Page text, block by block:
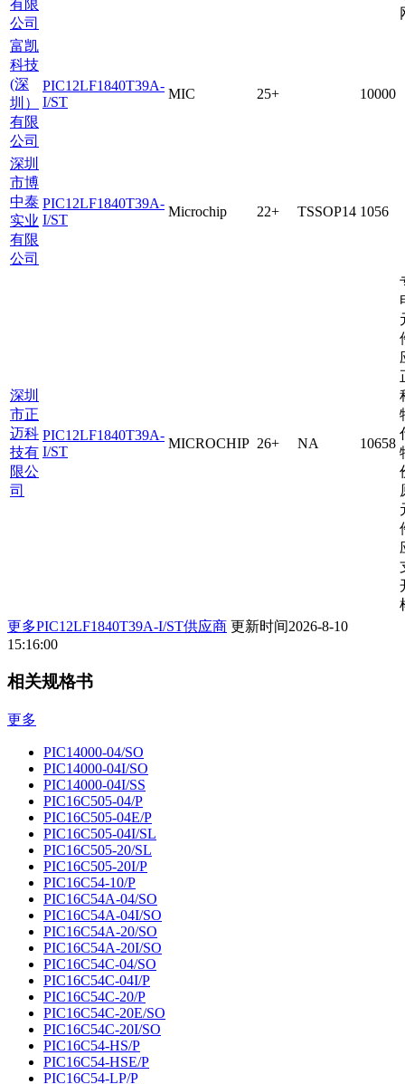
有限
公司
富凯
科技
(深
圳）
有限
公司
PIC12LF1840T39A-
I/ST
MIC 25+ 10000
深圳
市博
中泰
实业
有限
公司
PIC12LF1840T39A-
I/ST
Microchip 22+ TSSOP14 1056
深圳
市正
迈科
技有
限公
司
PIC12LF1840T39A-
I/ST
MICROCHIP 26+ NA 10658
更多PIC12LF1840T39A-I/ST供应商 更新时间2026-8-10
15:16:00
相关规格书
更多
PIC14000-04/SO
PIC14000-04I/SO
PIC14000-04I/SS
PIC16C505-04/P
PIC16C505-04E/P
PIC16C505-04I/SL
PIC16C505-20/SL
PIC16C505-20I/P
PIC16C54-10/P
PIC16C54A-04/SO
PIC16C54A-04I/SO
PIC16C54A-20/SO
PIC16C54A-20I/SO
PIC16C54C-04/SO
PIC16C54C-04I/P
PIC16C54C-20/P
PIC16C54C-20E/SO
PIC16C54C-20I/SO
PIC16C54-HS/P
PIC16C54-HSE/P
PIC16C54-LP/P